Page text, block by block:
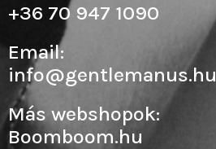
+36 70 947 1090
Email:
info@gentlemanus.hu
Más webshopok:
Boomboom.hu